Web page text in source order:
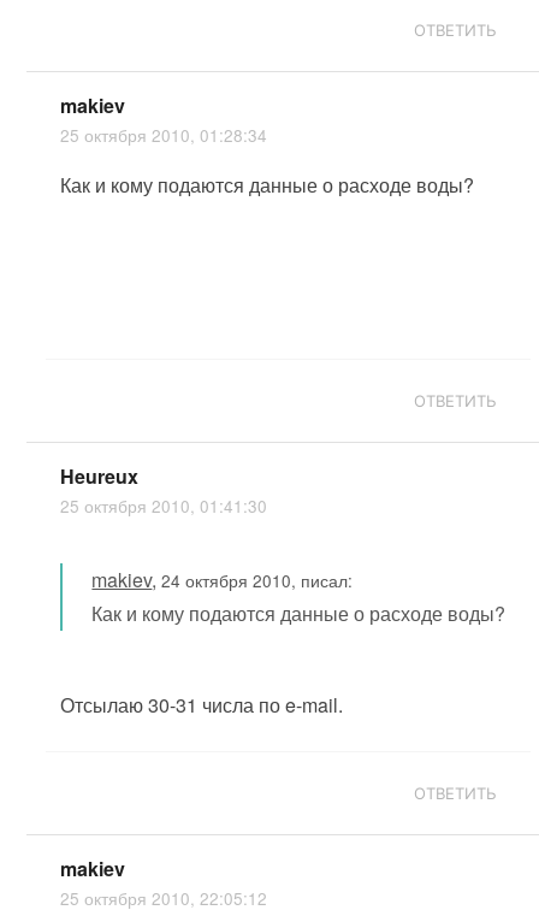
ОТВЕТИТЬ
makiev
25 октября 2010, 01:28:34
Как и кому подаются данные о расходе воды?
ОТВЕТИТЬ
Heureux
25 октября 2010, 01:41:30
makiev,24 октября 2010, писал:
Как и кому подаются данные о расходе воды?
Отсылаю 30-31 числа по e-mail.
ОТВЕТИТЬ
makiev
25 октября 2010, 22:05:12